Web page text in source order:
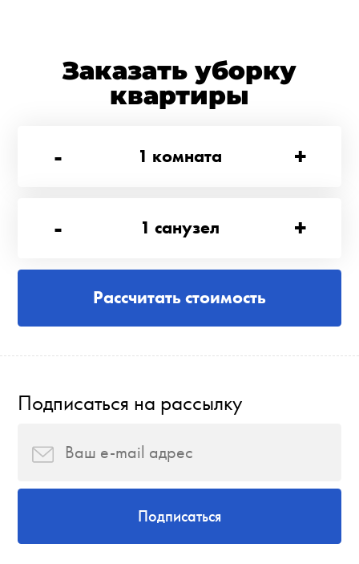
Заказать уборку
квартиры
-
1 комната +
- 1 санузел +
Рассчитать стоимость
Подписаться на рассылку
Подписаться